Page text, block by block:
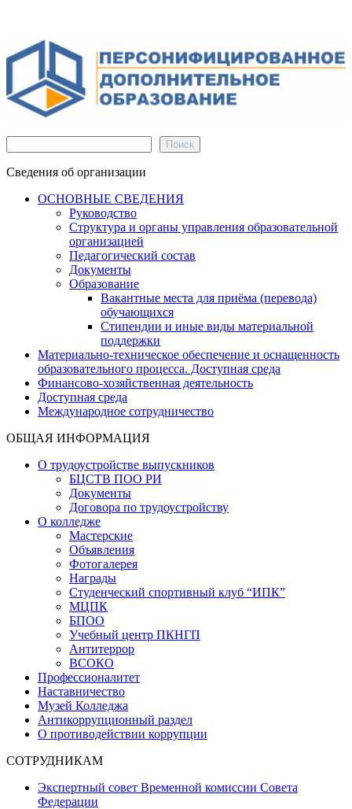
Поиск
Сведения об организации
ОСНОВНЫЕ СВЕДЕНИЯ
Руководство
Структура и органы управления образовательной
организацией
Педагогический состав
Документы
Образование
Вакантные места для приёма (перевода)
обучающихся
Стипендии и иные виды материальной
поддержки
Материально-техническое обеспечение и оснащенность
образовательного процесса. Доступная среда
Финансово-хозяйственная деятельность
Доступная среда
Международное сотрудничество
ОБЩАЯ ИНФОРМАЦИЯ
О трудоустройстве выпускников
БЦСТВ ПОО РИ
Документы
Договора по трудоустройству
О колледже
Мастерские
Объявления
Фотогалерея
Награды
Студенческий спортивный клуб “ИПК”
МЦПК
БПОО
Учебный центр ПКНГП
Антитеррор
ВСОКО
Профессионалитет
Наставничество
Музей Колледжа
Антикоррупционный раздел
О противодействии коррупции
СОТРУДНИКАМ
Экспертный совет Временной комиссии Совета
Федерации